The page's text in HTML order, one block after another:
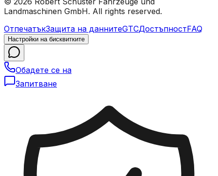
Landmaschinen GmbH. All rights reserved.
ОтпечатъкЗащита на даннитеGTCДостъпностFAQ
Настройки на бисквитките
Обадете се на
Запитване